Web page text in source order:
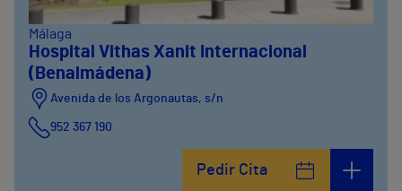
Málaga
Hospital Vithas Xanit Internacional
(Benalmádena)
Avenida de los Argonautas, s/n
952 367 190
Pedir Cita